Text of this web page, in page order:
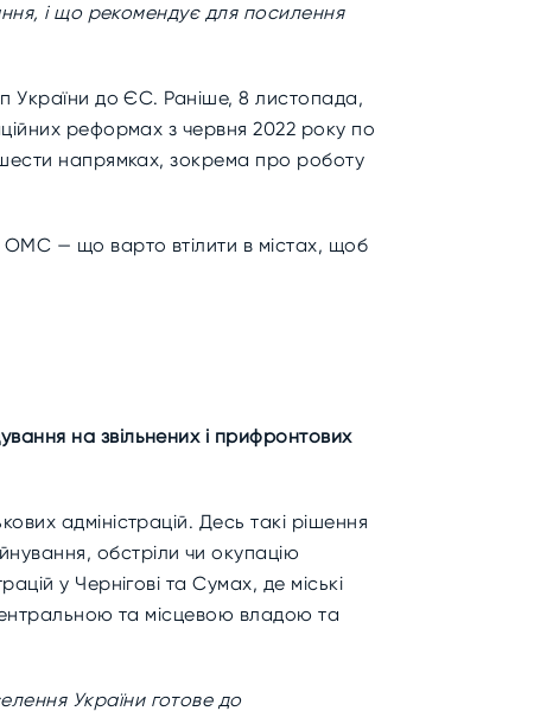
і що рекомендує для посилення
України до ЄС. Раніше,8 листопада,
реформах з червня 2022 року по
шести напрямках, зокрема про роботу
ОМС — що варто втілити в містах, щоб
на звільнених і прифронтових
адміністрацій. Десь такі рішення
обстріли чи окупацію
у Чернігові та Сумах, де міські
та місцевою владою та
України готове до